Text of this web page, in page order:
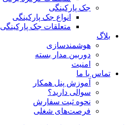
جک پارکینگی
انواع جک پارکینگی
متعلقات جک پارکینگی
بلاگ
هوشمندسازی
دوربین مدار بسته
امنیت
تماس با ما
آموزش پنل همکار
سوالی دارید؟
نحوه ثبت سفارش
فرصت‌های شغلی